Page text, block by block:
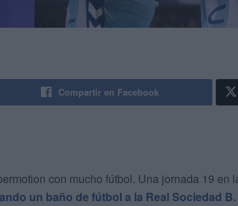
Compartir en Facebook
con mucho fútbol. Una jornada 19 en
un baño de fútbol a la Real Sociedad B.